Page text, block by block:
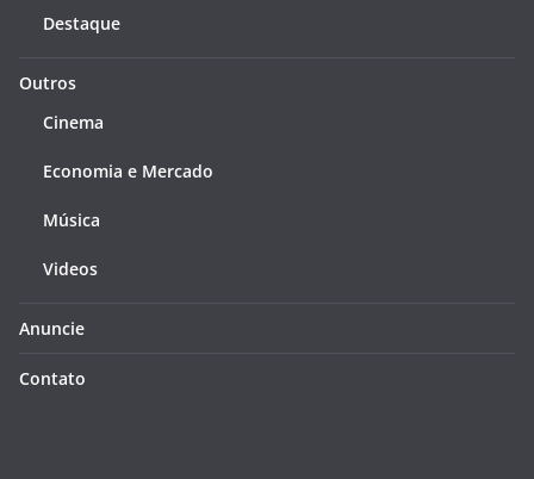
Destaque
Outros
Cinema
Economia e Mercado
Música
Videos
Anuncie
Contato